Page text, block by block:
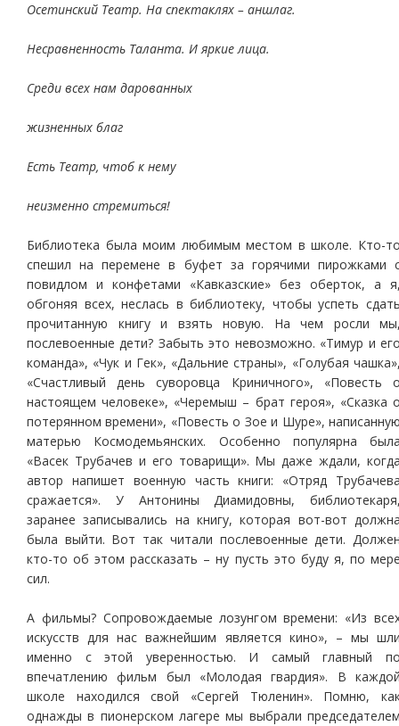
Осетинский Театр. На спектаклях – аншлаг.
Несравненность Таланта. И яркие лица.
Среди всех нам дарованных
жизненных благ
Есть Театр, чтоб к нему
неизменно стремиться!
Библиотека была моим любимым местом в школе. Кто-
спешил на перемене в буфет за горячими пирожками
повидлом и конфетами «Кавказские» без оберток, а
обгоняя всех, неслась в библиотеку, чтобы успеть
прочитанную книгу и взять новую. На чем росли
послевоенные дети? Забыть это невозможно. «Тимур и
команда», «Чук и Гек», «Дальние страны», «Голубая
«Счастливый день суворовца Криничного», «Повесть
настоящем человеке», «Черемыш – брат героя», «Сказка
потерянном времени», «Повесть о Зое и Шуре»,
матерью Космодемьянских. Особенно популярна
«Васек Трубачев и его товарищи». Мы даже ждали,
автор напишет военную часть книги: «Отряд
сражается». У Антонины Диамидовны,
заранее записывались на книгу, которая вот-вот
была выйти. Вот так читали послевоенные дети.
кто-то об этом рассказать – ну пусть это буду я, по
сил.
А фильмы? Сопровождаемые лозунгом времени: «Из
искусств для нас важнейшим является кино», – мы
именно с этой уверенностью. И самый главный
впечатлению фильм был «Молодая гвардия». В
школе находился свой «Сергей Тюленин». Помню,
однажды в пионерском лагере мы выбрали